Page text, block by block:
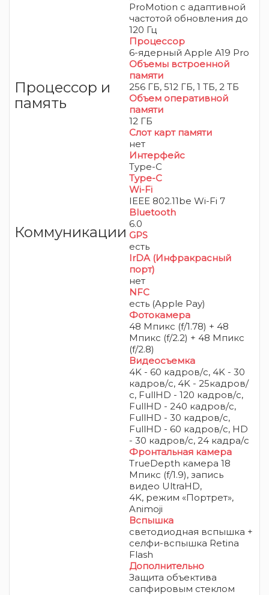
ProMotion с адаптивной
частотой обновления до
120 Гц
Процессор и
память
Процессор
6-ядерный Apple A19 Pro
Объемы встроенной
памяти
256 ГБ, 512 ГБ, 1 ТБ, 2 TБ
Объем оперативной
памяти
12 ГБ
Слот карт памяти
нет
Коммуникации
Интерфейс
Type-C
Type-C
Wi-Fi
IEEE 802.11be Wi-Fi 7
Bluetooth
6.0
GPS
есть
IrDA (Инфракрасный
порт)
нет
NFC
есть (Apple Pay)
Фотокамера
48 Мпикс (f/1.78) + 48
Мпикс (f/2.2) + 48 Мпикс
(f/2.8)
Видеосъемка
4K - 60 кадров/с, 4K - 30
кадров/с, 4K - 25кадров/
с, FullHD - 120 кадров/с,
FullHD - 240 кадров/с,
FullHD - 30 кадров/с,
FullHD - 60 кадров/с, HD
- 30 кадров/с, 24 кадра/c
Фронтальная камера
TrueDepth камера 18
Мпикс (f/1.9), запись
видео UltraHD,
4K, режим «Портрет»,
Animoji
Вспышка
светодиодная вспышка +
селфи-вспышка Retina
Flash
Дополнительно
Защита объектива
сапфировым стеклом